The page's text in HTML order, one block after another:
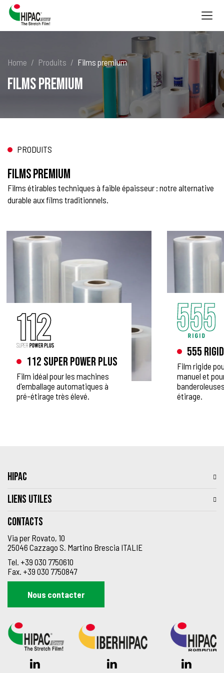
Home Produits Films premium
Films premium
PRODUITS
Films premium
Films étirables techniques à faible épaisseur : notre alternative
durable aux films traditionnels.
112 Super Power Plus
Film idéal pour les machines
d'emballage automatiques à
pré-étirage très élevé.
555 Rigid
Film rigide
manuel et
étirage.
HIPAC
LIENS UTILES
Contacts
Via per Rovato, 10
25046 Cazzago S. Martino Brescia ITALIE
Tel. +39 030 7750610
Fax. +39 030 7750847
Nous contacter